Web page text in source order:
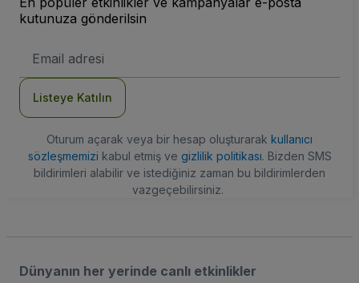
kutunuza gönderilsin
posta
Listeye Katılın
Oturum açarak veya bir hesap oluşturarak kullanıcı
sözleşmemizi kabul etmiş ve gizlilik politikası. Bizden SMS
bildirimleri alabilir ve istediğiniz zaman bu bildirimlerden
vazgeçebilirsiniz.
Dünyanın her yerinde canlı etkinlikler